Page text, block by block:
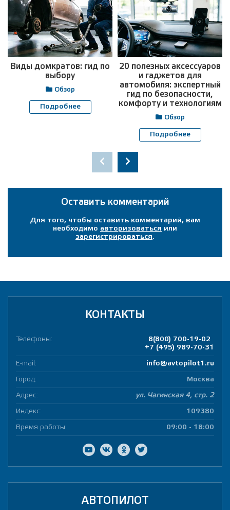
Виды домкратов: гид по
выбору
Обзор
Подробнее
20 полезных аксессуаров
и гаджетов для
автомобиля: экспертный
гид по безопасности,
комфорту и технологиям
Обзор
Подробнее
Оставить комментарий
Для того, чтобы оставить комментарий, вам
необходимо авторизоваться или
зарегистрироваться.
КОНТАКТЫ
Телефоны:
8(800) 700-19-02
+7 (495) 989-70-31
E-mail: info@avtopilot1.ru
Город: Москва
Адрес: ул. Чагинская 4, стр. 2
Индекс: 109380
Время работы: 09:00 - 18:00
АВТОПИЛОТ